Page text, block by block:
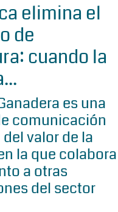
elimina el
de
cuando la
es una
comunicación
valor de la
la que colabora
a otras
del sector